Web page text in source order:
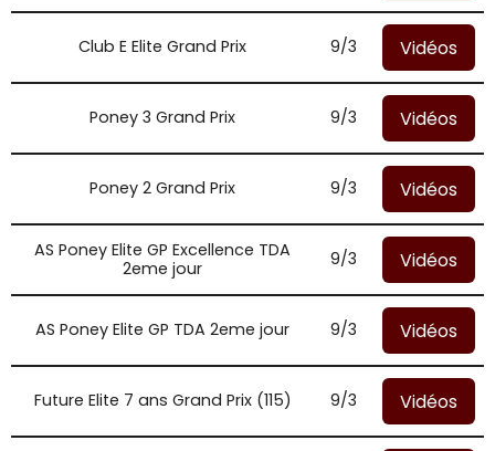
Club E Elite Grand Prix 9/3 Vidéos
Poney 3 Grand Prix 9/3 Vidéos
Poney 2 Grand Prix 9/3 Vidéos
AS Poney Elite GP Excellence TDA
2eme jour
9/3 Vidéos
AS Poney Elite GP TDA 2eme jour 9/3 Vidéos
Future Elite 7 ans Grand Prix (115) 9/3 Vidéos